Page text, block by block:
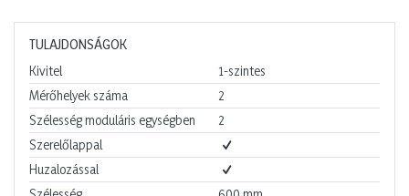
TULAJDONSÁGOK
Kivitel
1-szintes
Mérőhelyek száma
2
Szélesség moduláris egységben
2
Szerelőlappal
Huzalozással